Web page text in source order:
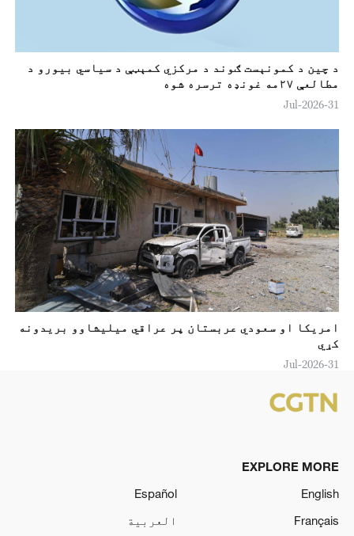
د چين د کمونېست ګوند د مرکزي کمېټې د سياسي بيورو د
مطالعې ۲۷مه غونډه ترسره شوه
31-Jul-2026
امريکا او سعودي عربستان پر عراقي ميليشاوو بريدونه
کړي
31-Jul-2026
EXPLORE MORE
English
Español
Français
العربية